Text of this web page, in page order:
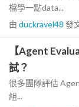
檔學一點data...
由 duckravel48 發
【Agent
試？
很多團隊評估
組...